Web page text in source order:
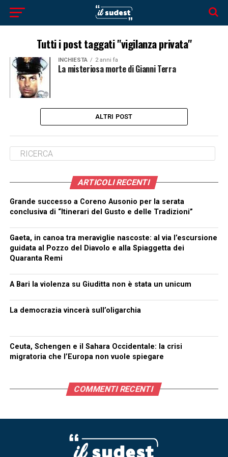
Tutti i post taggati "vigilanza privata"
INCHIESTA 2 anni fa
La misteriosa morte di Gianni Terra
ALTRI POST
ARTICOLI RECENTI
Grande successo a Coreno Ausonio per la serata
conclusiva di “Itinerari del Gusto e delle Tradizioni”
Gaeta, in canoa tra meraviglie nascoste: al via l’escursione
guidata al Pozzo del Diavolo e alla Spiaggetta dei
Quaranta Remi
A Bari la violenza su Giuditta non è stata un unicum
La democrazia vincerà sull’oligarchia
Ceuta, Schengen e il Sahara Occidentale: la crisi
migratoria che l’Europa non vuole spiegare
COMMENTI RECENTI